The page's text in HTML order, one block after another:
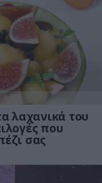
λαχανικά του
που
σας